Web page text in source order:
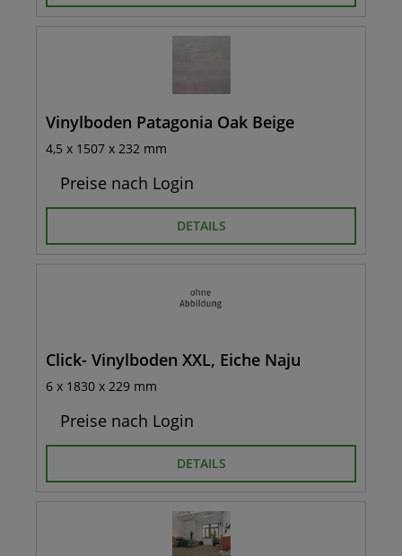
Vinylboden Patagonia Oak Beige
4,5 x 1507 x 232 mm
Preise nach Login
DETAILS
Click- Vinylboden XXL, Eiche Naju
6 x 1830 x 229 mm
Preise nach Login
DETAILS